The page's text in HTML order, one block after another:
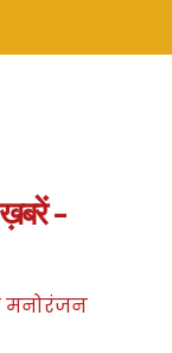
-
मनोरंजन